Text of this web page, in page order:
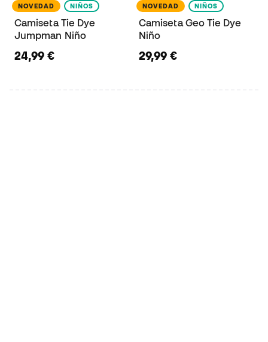
NOVEDAD NIÑOS
Camiseta Tie Dye
Jumpman Niño
24,99 €
NOVEDAD NIÑOS
Camiseta Geo Tie Dye
Niño
29,99 €